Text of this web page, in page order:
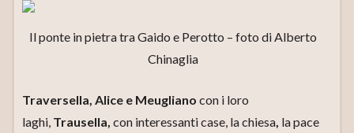
Il ponte in pietra tra Gaido e Perotto – foto di Alberto
Chinaglia
Traversella, Alice e Meugliano con i loro
laghi, Trausella, con interessanti case, la chiesa la pace